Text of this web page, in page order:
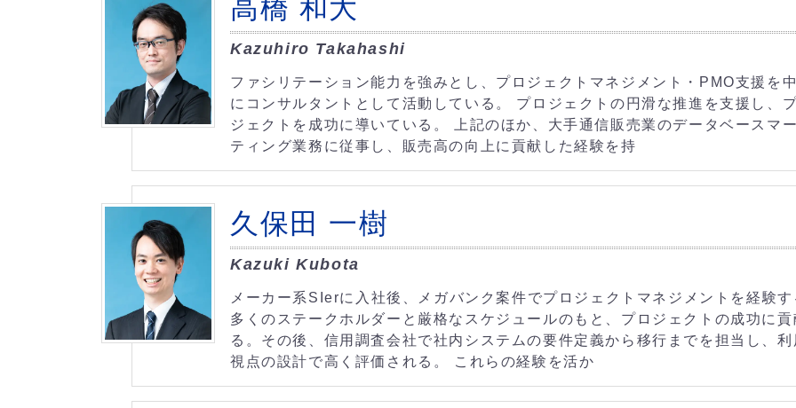
高橋 和大
Kazuhiro Takahashi
ファシリテーション能力を強みとし、プロジェクトマネジメント・PMO支援を
にコンサルタントとして活動している。 プロジェクトの円滑な推進を支援し、
ジェクトを成功に導いている。 上記のほか、大手通信販売業のデータベースマ
ティング業務に従事し、販売高の向上に貢献した経験を持
久保田 一樹
Kazuki Kubota
メーカー系SIerに入社後、メガバンク案件でプロジェクトマネジメントを経験す
多くのステークホルダーと厳格なスケジュールのもと、プロジェクトの成功に貢
る。その後、信用調査会社で社内システムの要件定義から移行までを担当し、利
視点の設計で高く評価される。 これらの経験を活か